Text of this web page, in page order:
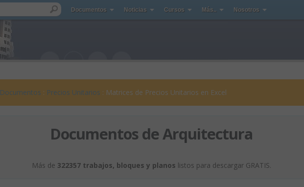
Documentos Noticias Cursos Más.. Nosotros
Documentos : Precios Unitarios : Matrices de Precios Unitarios en Excel
Documentos de Arquitectura
Más de 322357 trabajos, bloques y planos listos para descargar GRATIS.